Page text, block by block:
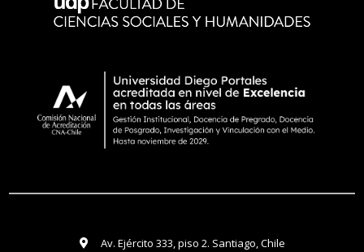
Av. Ejército 333, piso 2. Santiago, Chile